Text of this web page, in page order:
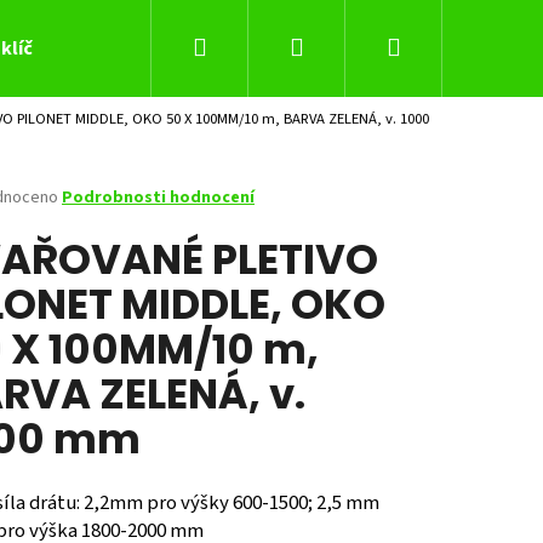
Hledat PřihlášeníNákupní
PILONET MIDDLE, OKO 50 X 100MM/10 m, BARVA ZELENÁ, v. 1000
Podrobnosti hodnocení
PLETIVO
MIDDLE, OKO
100MM/10 m,
ZELENÁ, v.
mm
drátu: 2,2mm pro výšky 600-1500; 2,5 mm
výška 1800-2000 mm